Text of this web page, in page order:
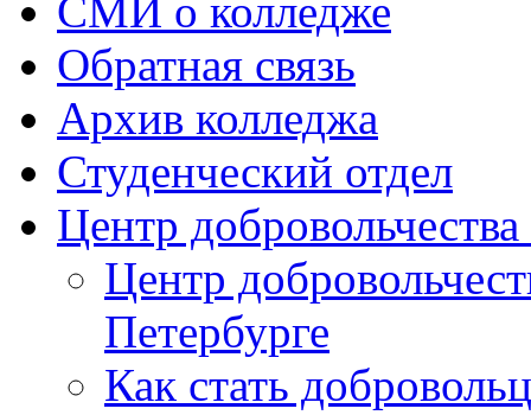
СМИ о колледже
Обратная связь
Архив колледжа
Студенческий отдел
Центр
Центр
Петербурге
Как стать